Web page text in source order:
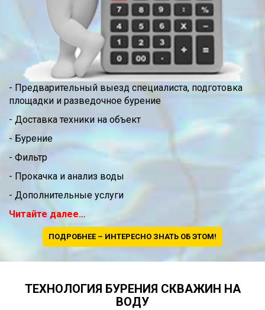
- Предварительный выезд специалиста, подготовка
площадки и разведочное бурение
- Доставка техники на объект
- Бурение
- Фильтр
- Прокачка и анализ воды
- Дополнительные услуги
Читайте далее…
ПОДРОБНЕЕ – ИНТЕРЕСНО ЗНАТЬ ОБ ЭТОМ!
ТЕХНОЛОГИЯ БУРЕНИЯ СКВАЖИН НА
ВОДУ